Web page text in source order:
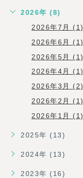
2026年 (8)
2026年7月 (1)
2026年6月 (1)
2026年5月 (1)
2026年4月 (1)
2026年3月 (2)
2026年2月 (1)
2026年1月 (1)
2025年 (13)
2024年 (13)
2023年 (16)